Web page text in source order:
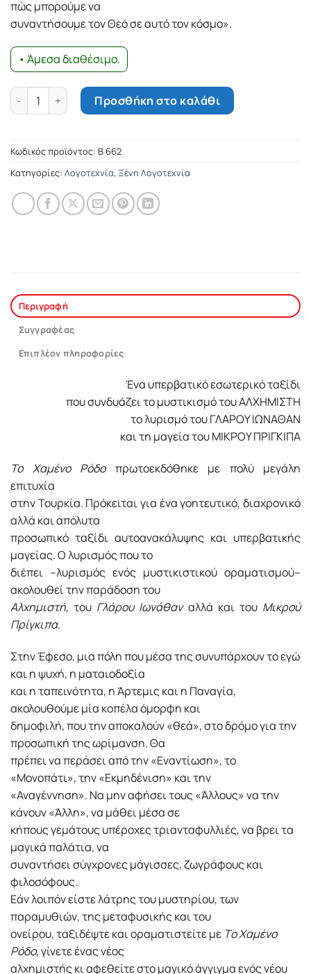
πώς μπορούμε να
συναντήσουμε τον Θεό σε αυτό τον κόσμο».
• Άμεσα διαθέσιμο.
Το χαμένο ρόδο ποσότηταΠροσθήκη στο καλάθι
Κωδικός προϊόντος: Β 662
Κατηγορίες: Λογοτεχνία, Ξένη Λογοτεχνία
Περιγραφή
Συγγραφέας
Επιπλέον πληροφορίες
Ένα υπερβατικό εσωτερικό ταξίδι
που συνδυάζει το μυστικισμό του AΛXHMIΣTH
το λυρισμό του ΓΛAPOY IΩNAΘAN
και τη μαγεία του MIKPOY ΠPIΓKIΠA
Το Χαμένο Ρόδοπρωτοεκδόθηκε με πολύ μεγάλη
επιτυχία
στην Τουρκία. Πρόκειται για ένα γοητευτικό, διαχρονικό
αλλά και απόλυτα
προσωπικό ταξίδι αυτοανακάλυψης και υπερβατικής
μαγείας. Ο λυρισμός που το
διέπει –λυρισμός ενός μυστικιστικού οραματισμού–
ακολουθεί την παράδοση του
Αλχημιστή, του Γλάρου Ιωνάθαναλλά και του Μικρού
Πρίγκιπα.
Στην Έφεσο, μια πόλη που μέσα της συνυπάρχουν το εγώ
και η ψυχή, η ματαιοδοξία
και η ταπεινότητα, η Άρτεμις και η Παναγία,
ακολουθούμε μία κοπέλα όμορφη και
δημοφιλή, που την αποκαλούν «θεά», στο δρόμο για την
προσωπική της ωρίμανση. Θα
πρέπει να περάσει από την «Εναντίωση», το
«Μονοπάτι», την «Εκμηδένιση» και την
«Αναγέννηση». Να μην αφήσει τους «Άλλους» να την
κάνουν «Άλλη», να μάθει μέσα σε
κήπους γεμάτους υπέροχες τριανταφυλλιές, να βρει τα
μαγικά παλάτια, να
συναντήσει σύγχρονες μάγισσες, ζωγράφους και
φιλοσόφους.
Εάν λοιπόν είστε λάτρης του μυστηρίου, των
παραμυθιών, της μεταφυσικής και του
ονείρου, ταξιδέψτε και οραματιστείτε με Tο Χαμένο
Ρόδο, γίνετε ένας νέος
αλχημιστής κι αφεθείτε στο μαγικό άγγιγμα ενός νέου